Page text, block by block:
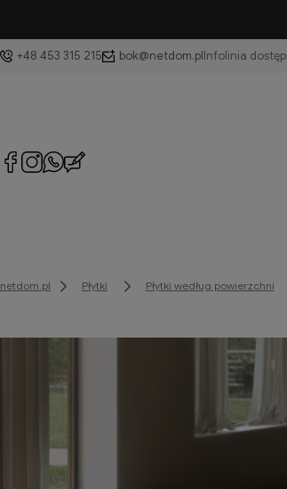
+48 453 315 215 bok@netdom.pl
netdom.pl Płytki Płytki według powierzchni